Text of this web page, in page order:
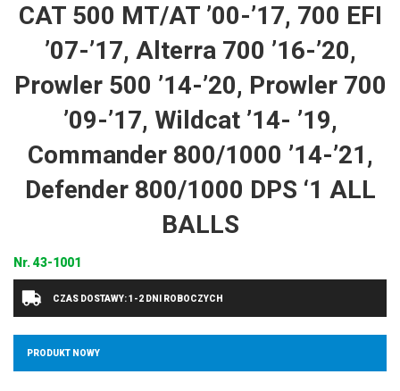
CAT 500 MT/AT ’00-’17, 700 EFI
’07-’17, Alterra 700 ’16-’20,
Prowler 500 ’14-’20, Prowler 700
’09-’17, Wildcat ’14- ’19,
Commander 800/1000 ’14-’21,
Defender 800/1000 DPS ‘1 ALL
BALLS
Nr.43-1001
CZAS DOSTAWY: 1-2 DNI ROBOCZYCH
PRODUKT NOWY